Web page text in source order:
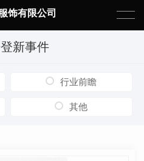
饰有限公司
新事件
行业前瞻
其他